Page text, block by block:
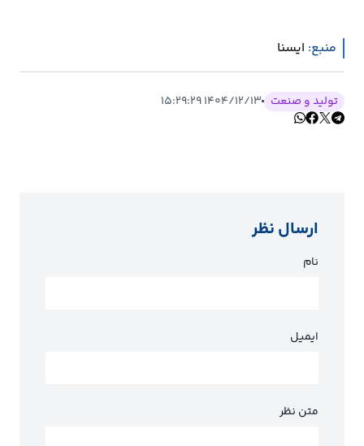
منبع: ايسنا
تولید و صنعت ۱۴۰۴/۱۲/۱۳ ۱۵:۲۹:۲۹
ارسال نظر
نام
ایمیل
متن نظر